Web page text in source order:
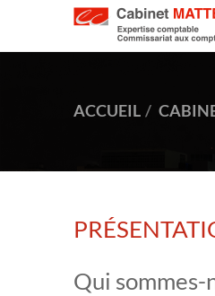
ACCUEIL
Qui sommes-